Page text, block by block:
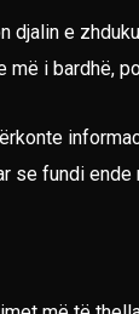
e
i bardhë,
fundi ende